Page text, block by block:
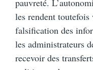
pauvreté.
les rendent
falsification des
les administrateurs
recevoir des